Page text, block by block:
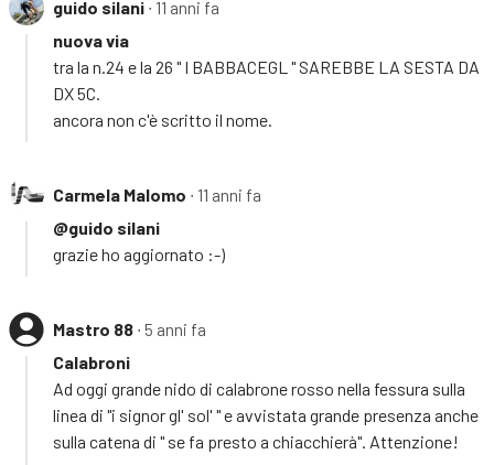
guido silani ∙ 11 anni fa
nuova via
tra la n.24 e la 26 " I BABBACEGL " SAREBBE LA SESTA DA
DX 5C.
ancora non c'è scritto il nome.
Carmela Malomo ∙ 11 anni fa
@guido silani
grazie ho aggiornato :-)
Mastro 88 ∙ 5 anni fa
Calabroni
Ad oggi grande nido di calabrone rosso nella fessura sulla
linea di "i signor gl' sol' " e avvistata grande presenza anche
sulla catena di " se fa presto a chiacchierà". Attenzione!